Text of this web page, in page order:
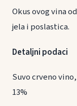
Okus ovog vina
jela i
Detaljni podaci
Suvo crveno
13%